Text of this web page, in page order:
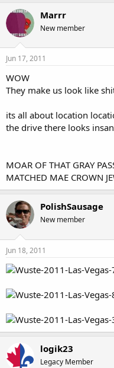
Marrr
New member
Jun 17, 2011
WOW
They make us look like
its all about location
the drive there looks
MOAR OF THAT GRAY
MATCHED MAE CROWN
PolishSausage
New member
Jun 18, 2011
logik23
Legacy Member